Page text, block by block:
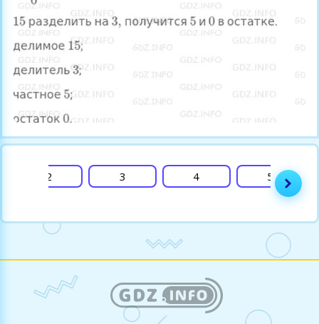
2 3 4 5